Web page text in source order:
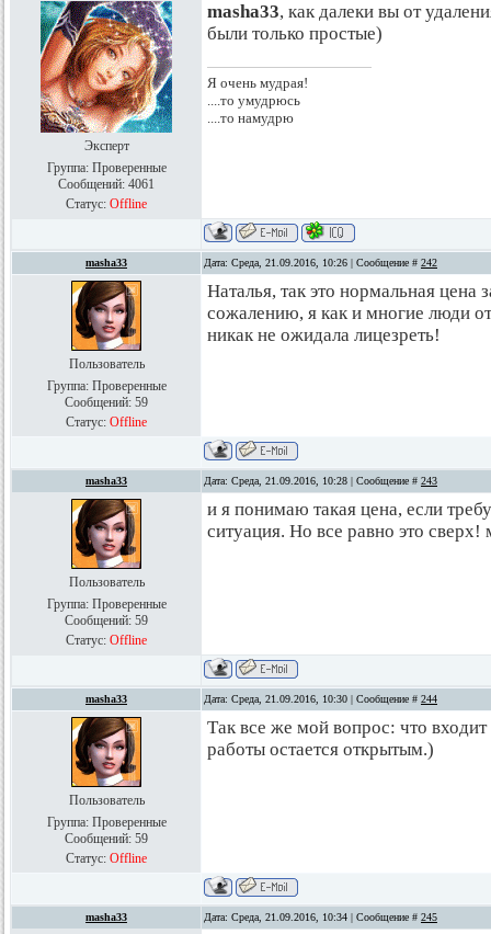
Эксперт
Группа: Проверенные
Сообщений: 4061
Статус: Offline
masha33, как далеки вы от
были только простые)
Я очень мудрая!
....то умудрюсь
....то намудрю
masha33 Дата: Среда, 21.09.2016, 10:26 | Сообщение # 242
Пользователь
Группа: Проверенные
Сообщений: 59
Статус: Offline
Наталья, так это нормальная цена
сожалению, я как и многие люди
никак не ожидала лицезреть!
masha33 Дата: Среда, 21.09.2016, 10:28 | Сообщение # 243
Пользователь
Группа: Проверенные
Сообщений: 59
Статус: Offline
и я понимаю такая цена, если
ситуация. Но все равно это сверх!
masha33 Дата: Среда, 21.09.2016, 10:30 | Сообщение # 244
Пользователь
Группа: Проверенные
Сообщений: 59
Статус: Offline
Так все же мой вопрос: что
работы остается открытым.)
masha33 Дата: Среда, 21.09.2016, 10:34 | Сообщение # 245